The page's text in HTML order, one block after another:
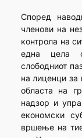
Според
членови на
контрола на
една цела
слободниот
на лиценци за
областа на
надзор и
економски
вршење на